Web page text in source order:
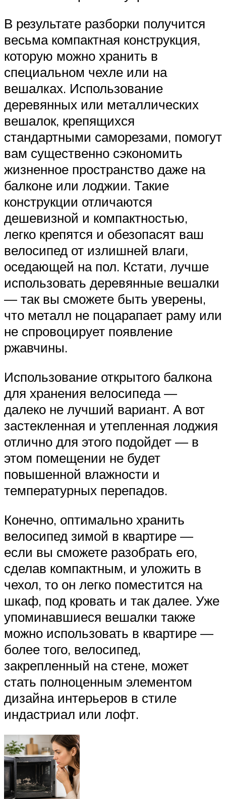
В результате разборки получится
весьма компактная конструкция,
которую можно хранить в
специальном чехле или на
вешалках. Использование
деревянных или металлических
вешалок, крепящихся
стандартными саморезами, помогут
вам существенно сэкономить
жизненное пространство даже на
балконе или лоджии. Такие
конструкции отличаются
дешевизной и компактностью,
легко крепятся и обезопасят ваш
велосипед от излишней влаги,
оседающей на пол. Кстати, лучше
использовать деревянные вешалки
— так вы сможете быть уверены,
что металл не поцарапает раму или
не спровоцирует появление
ржавчины.
Использование открытого балкона
для хранения велосипеда —
далеко не лучший вариант. А вот
застекленная и утепленная лоджия
отлично для этого подойдет — в
этом помещении не будет
повышенной влажности и
температурных перепадов.
Конечно, оптимально хранить
велосипед зимой в квартире —
если вы сможете разобрать его,
сделав компактным, и уложить в
чехол, то он легко поместится на
шкаф, под кровать и так далее. Уже
упоминавшиеся вешалки также
можно использовать в квартире —
более того, велосипед,
закрепленный на стене, может
стать полноценным элементом
дизайна интерьеров в стиле
индастриал или лофт.